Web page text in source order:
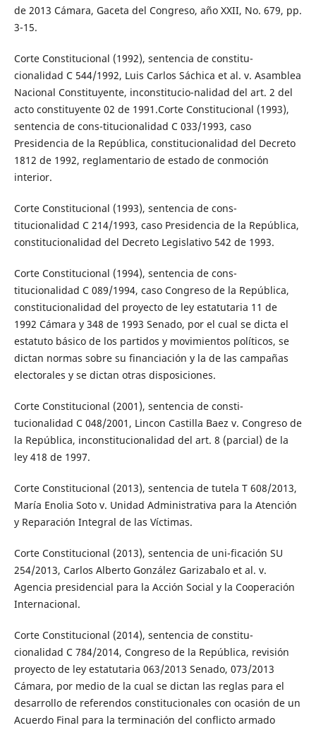
de 2013 Cámara, Gaceta del Congreso, año XXII, No. 679, pp.
3-15.
Corte Constitucional (1992), sentencia de constitu-
cionalidad C 544/1992, Luis Carlos Sáchica et al. v. Asamblea
Nacional Constituyente, inconstitucio-nalidad del art. 2 del
acto constituyente 02 de 1991.Corte Constitucional (1993),
sentencia de cons-titucionalidad C 033/1993, caso
Presidencia de la República, constitucionalidad del Decreto
1812 de 1992, reglamentario de estado de conmoción
interior.
Corte Constitucional (1993), sentencia de cons-
titucionalidad C 214/1993, caso Presidencia de la República,
constitucionalidad del Decreto Legislativo 542 de 1993.
Corte Constitucional (1994), sentencia de cons-
titucionalidad C 089/1994, caso Congreso de la República,
constitucionalidad del proyecto de ley estatutaria 11 de
1992 Cámara y 348 de 1993 Senado, por el cual se dicta el
estatuto básico de los partidos y movimientos políticos, se
dictan normas sobre su financiación y la de las campañas
electorales y se dictan otras disposiciones.
Corte Constitucional (2001), sentencia de consti-
tucionalidad C 048/2001, Lincon Castilla Baez v. Congreso de
la República, inconstitucionalidad del art. 8 (parcial) de la
ley 418 de 1997.
Corte Constitucional (2013), sentencia de tutela T 608/2013,
María Enolia Soto v. Unidad Administrativa para la Atención
y Reparación Integral de las Víctimas.
Corte Constitucional (2013), sentencia de uni-ficación SU
254/2013, Carlos Alberto González Garizabalo et al. v.
Agencia presidencial para la Acción Social y la Cooperación
Internacional.
Corte Constitucional (2014), sentencia de constitu-
cionalidad C 784/2014, Congreso de la República, revisión
proyecto de ley estatutaria 063/2013 Senado, 073/2013
Cámara, por medio de la cual se dictan las reglas para el
desarrollo de referendos constitucionales con ocasión de un
Acuerdo Final para la terminación del conflicto armado